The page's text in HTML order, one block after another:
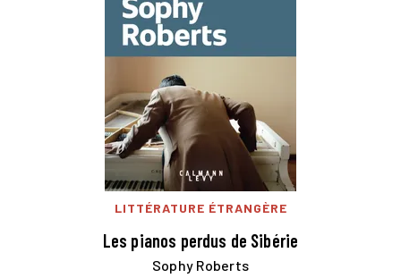
LITTÉRATURE ÉTRANGÈRE
Les pianos perdus de Sibérie
Sophy Roberts